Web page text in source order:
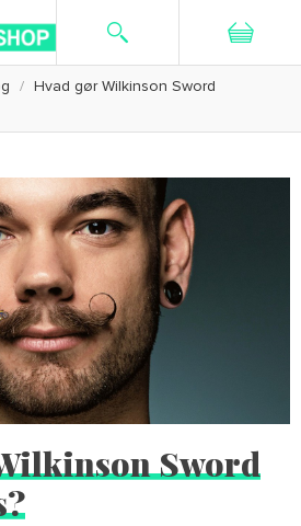
Log ind
Hvad gør Wilkinson Sword
Sword